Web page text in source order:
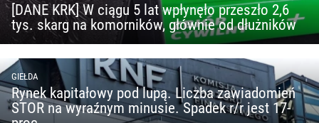
[DANE KRK] W ciągu 5 lat wpłynęło przeszło 2,6
tys. skarg na komorników, głównie od dłużników
GIEŁDA
Rynek kapitałowy pod lupą. Liczba zawiadomień
STOR na wyraźnym minusie. Spadek r/r jest 17-